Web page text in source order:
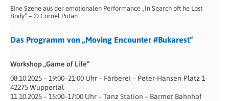
Eine Szene aus der emotionalen Performance „In Search oft he Lost
Body“ – © Cornel Putan
Das Programm von „Moving Encounter #Bukarest“
Workshop „Game of Life“
08.10.2025 – 19:00–21:00 Uhr – Färberei – Peter-Hansen-Platz 1-
42275 Wuppertal
11.10.2025 – 15:00–17:00 Uhr – Tanz Station – Barmer Bahnhof